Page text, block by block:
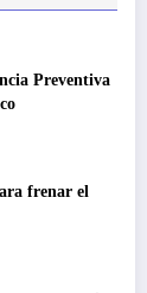
Preventiva
frenar el